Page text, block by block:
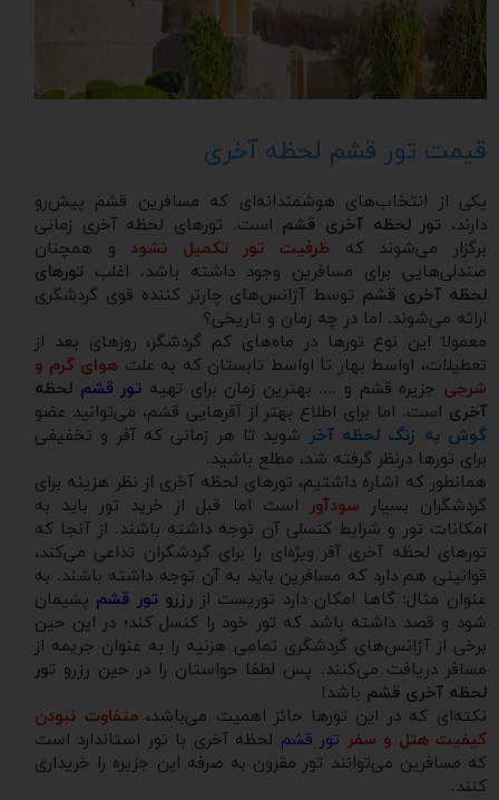
قیمت تور قشم لحظه آخری
یکی از انتخاب‌های هوشمندانه‌ای که مسافرین قشم پیش‌رو
دارند، تور لحظه آخری قشم است. تورهای لحظه آخری زمانی
برگزار می‌شوند که ظرفیت تور تکمیل نشود و همچنان
صندلی‌هایی برای مسافرین وجود داشته باشد. اغلب تورهای
لحظه آخری قشم توسط آژانس‌های چارتر کننده قوی گردشگری
ارائه می‌شوند. اما در چه زمان و تاریخی؟
معمولا این نوع تورها در ماه‌های کم گردشگر، روزهای بعد از
تعطیلات، اواسط بهار تا اواسط تابستان که به علت هوای گرم و
شرجی جزیره قشم و .... بهترین زمان برای تهیه تور قشم لحظه
آخری است. اما برای اطلاع بهتر از آفرهایی قشم، می‌توانید عضو
گوش به زنگ لحظه آخر شوید تا هر زمانی که آفر و تخفیفی
برای تورها درنظر گرفته شد، مطلع باشید.
همانطور که اشاره داشتیم، تورهای لحظه آخری از نظر هزینه برای
گردشگران بسیار سودآور است اما قبل از خرید تور باید به
امکانات تور و شرایط کنسلی آن توجه داشته باشند. از آنجا که
تورهای لحظه آخری آفر ویژه‌ای را برای گردشگران تداعی می‌کند،
قوانینی هم دارد که مسافرین باید به آن توجه داشته باشند. به
عنوان مثال: گاها امکان دارد توریست از رزرو تور قشم پشیمان
شود و قصد داشته باشد که تور خود را کنسل کند؛ در این حین
برخی از آژانس‌های گردشگری تمامی هزنیه را به عنوان جریمه از
مسافر دریافت می‌کنند. پس لطفا حواستان را در حین رزرو تور
لحظه آخری قشم باشد!
نکته‌ای که در این تورها حائز اهمیت می‌باشد،متفاوت نبودن
کیفیت هتل و سفر تور قشم لحظه آخری با تور استاندارد است
که مسافرین می‌توانند تور مقرون به صرفه این جزیره را خریداری
کنند.